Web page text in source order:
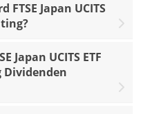
Japan UCITS
Japan UCITS ETF
Dividenden